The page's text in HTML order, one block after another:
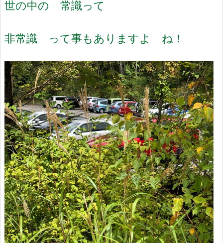
世の中の 常識って
非常識 って事もありますよ ね！